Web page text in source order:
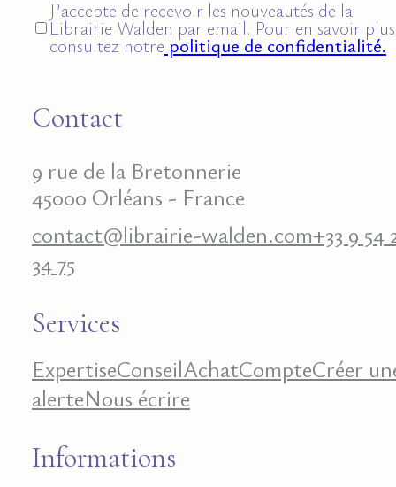
J’accepte de recevoir les nouveautés de la
Librairie Walden par email. Pour en savoir
consultez notre politique de confidentialité.
Contact
9 rue de la Bretonnerie
45000 Orléans - France
contact@librairie-walden.com+33 9 54
34 75
Services
ExpertiseConseilAchatCompteCréer
alerteNous écrire
Informations